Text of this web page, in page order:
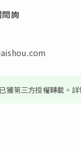
詢
獲第三方授權轉載。